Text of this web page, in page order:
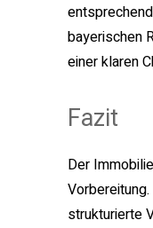
bayerischen
einer klaren
Fazit
Der
strukturierte